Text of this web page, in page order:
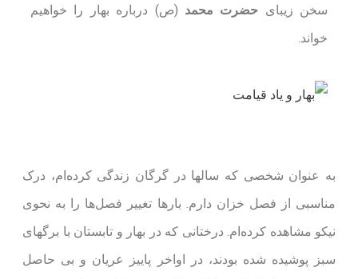
سخن زیبای حضرت محمد(ص) درباره بهار را خواهیم
خواند.
به عنوان شخصی که سالها در گرگان زندگی‌ کرده‌ام، درک
مناسبی از فصل خزان دارم. بارها تغییر فصل‌ها را به نحوی
نیکو مشاهده کرده‌ام. درختانی که در بهار و تابستان با برگهای
سبز پوشیده شده بودند، در اواخر پاییز عریان و بی حاصل